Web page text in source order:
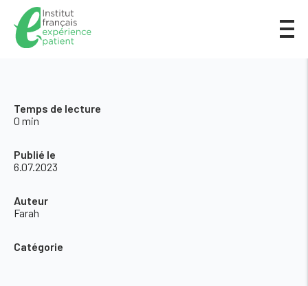
Temps de lecture
0 min
Publié le
6.07.2023
Auteur
Farah
Catégorie